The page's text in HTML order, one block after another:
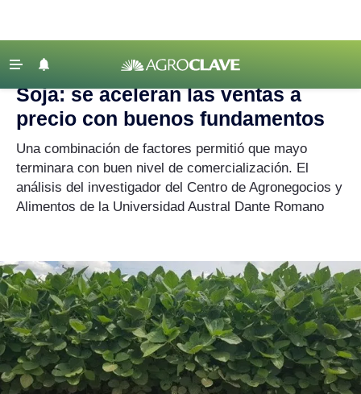
Agricultura
Lechería
Tecnología
Regionales
Clima
Agronegocios
Mercados
‹ VOLVER
Agroclave Mercados | soja
Soja: se aceleran las ventas a
precio con buenos fundamentos
Una combinación de factores permitió que mayo
terminara con buen nivel de comercialización. El
análisis del investigador del Centro de Agronegocios y
Alimentos de la Universidad Austral Dante Romano